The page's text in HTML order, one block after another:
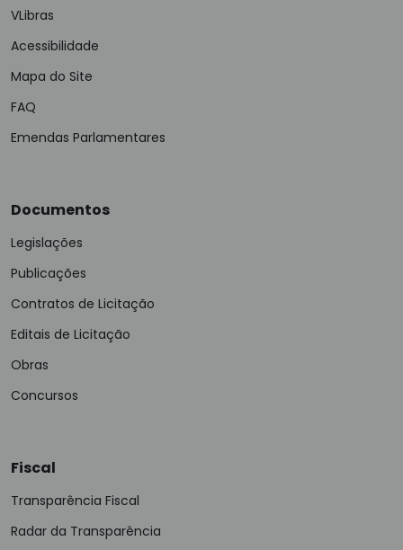
VLibras
Acessibilidade
Mapa do Site
FAQ
Emendas Parlamentares
Documentos
Legislações
Publicações
Contratos de Licitação
Editais de Licitação
Obras
Concursos
Fiscal
Transparência Fiscal
Radar da Transparência